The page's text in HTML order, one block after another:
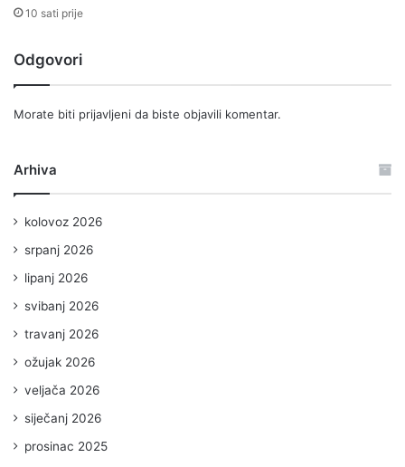
10 sati prije
Odgovori
Morate biti prijavljeni da biste objavili komentar.
Arhiva
kolovoz 2026
srpanj 2026
lipanj 2026
svibanj 2026
travanj 2026
ožujak 2026
veljača 2026
siječanj 2026
prosinac 2025